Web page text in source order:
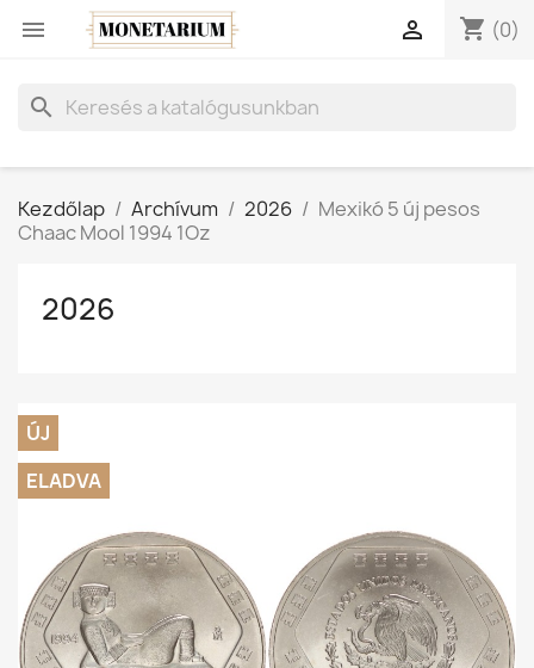
 shopping_cart (0)

search
Kezdőlap Archívum 2026
Mexikó 5 új pesos
Chaac Mool 1994 1Oz
2026
ÚJ
ELADVA